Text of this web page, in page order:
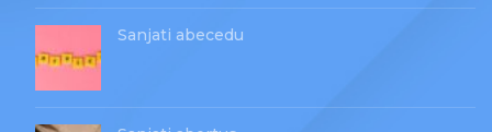
Sanjati abecedu